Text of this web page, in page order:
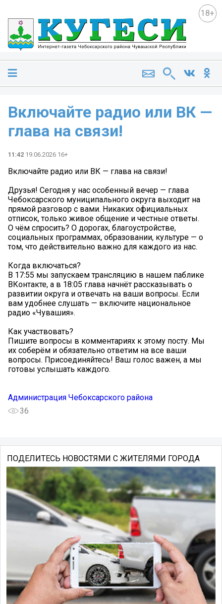
18+
Включайте радио или ВК —
глава на связи!
11:42 19.06.2026 16+
Включайте радио или ВК — глава на связи!
Друзья! Сегодня у нас особенный вечер — глава
Чебоксарского муниципального округа выходит на
прямой разговор с вами. Никаких официальных
отписок, только живое общение и честные ответы.
О чём спросить? О дорогах, благоустройстве,
социальных программах, образовании, культуре — о
том, что действительно важно для каждого из нас.
Когда включаться?
В 17:55 мы запускаем трансляцию в нашем паблике
ВКонтакте, а в 18:05 глава начнёт рассказывать о
развитии округа и отвечать на ваши вопросы. Если
вам удобнее слушать — включите национальное
радио «Чувашия».
Как участвовать?
Пишите вопросы в комментариях к этому посту. Мы
их соберём и обязательно ответим на все ваши
вопросы. Присоединяйтесь! Ваш голос важен, а мы
готовы услышать каждого.
Администрация Чебоксарского района
36
ПОДЕЛИТЕСЬ НОВОСТЯМИ С ЖИТЕЛЯМИ ГОРОДА